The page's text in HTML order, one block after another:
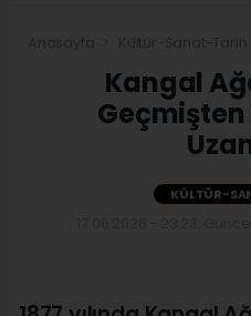
Kangal
KÜLTÜR-